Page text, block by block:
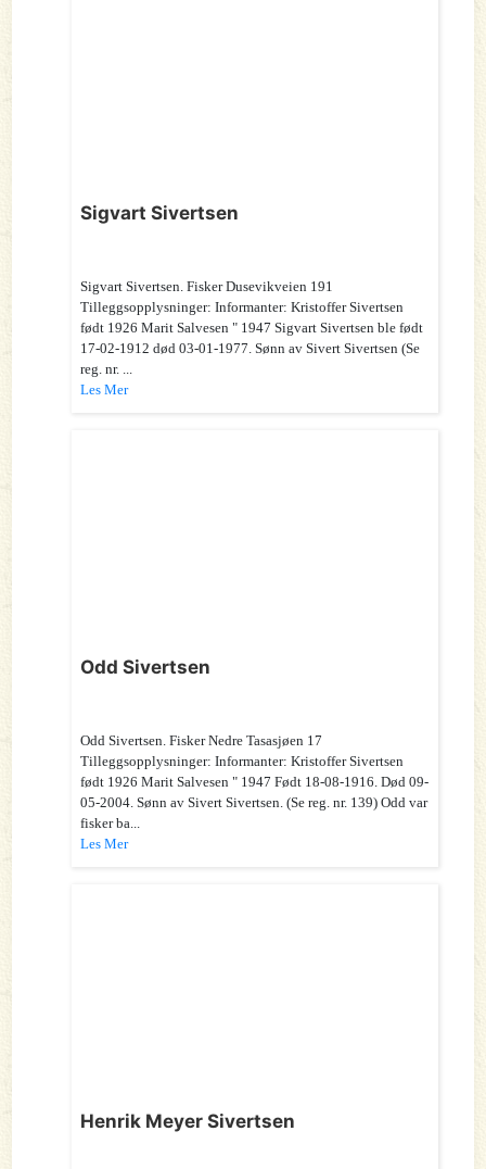
Sigvart Sivertsen
Sigvart Sivertsen. Fisker Dusevikveien 191
Tilleggsopplysninger: Informanter: Kristoffer Sivertsen
født 1926 Marit Salvesen " 1947 Sigvart Sivertsen ble født
17-02-1912 død 03-01-1977. Sønn av Sivert Sivertsen (Se
reg. nr. ...
Les Mer
Odd Sivertsen
Odd Sivertsen. Fisker Nedre Tasasjøen 17
Tilleggsopplysninger: Informanter: Kristoffer Sivertsen
født 1926 Marit Salvesen " 1947 Født 18-08-1916. Død 09-
05-2004. Sønn av Sivert Sivertsen. (Se reg. nr. 139) Odd var
fisker ba...
Les Mer
Henrik Meyer Sivertsen